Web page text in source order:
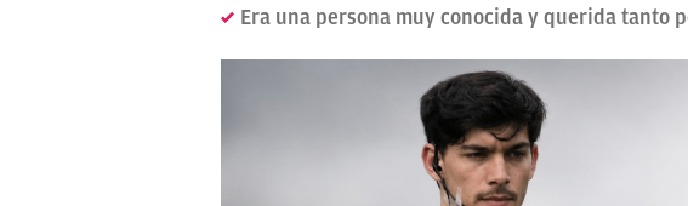
Era una persona muy conocida y querida tanto